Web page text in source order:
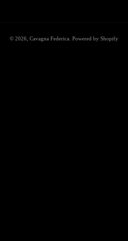
© 2026, Cavagna Federica . Powered by Shopify